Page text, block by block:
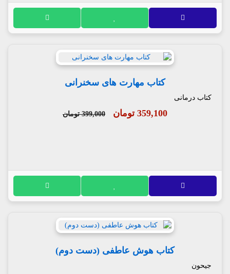
کتاب مهارت های سخنرانی
کتاب درمانی
359,100 تومان 399,000 تومان
کتاب هوش عاطفی (دست دوم)
جیحون